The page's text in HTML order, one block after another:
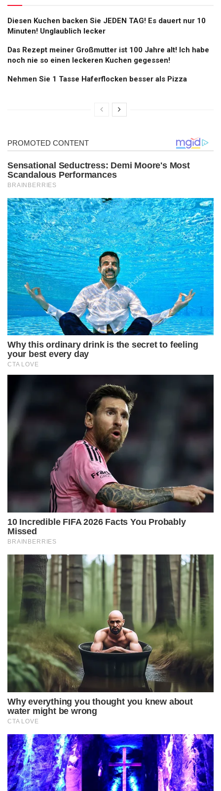
Diesen Kuchen backen Sie JEDEN TAG! Es dauert nur 10
Minuten! Unglaublich lecker
Das Rezept meiner Großmutter ist 100 Jahre alt! Ich habe
noch nie so einen leckeren Kuchen gegessen!
Nehmen Sie 1 Tasse Haferflocken besser als Pizza